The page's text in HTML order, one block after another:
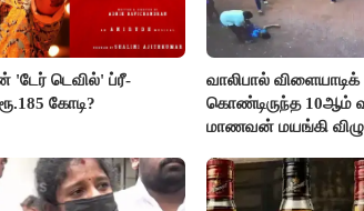
'டேர் டெவில்' ப்ரீ-
கோடி?
வாலிபால் விளையாடிக்
கொண்டிருந்த 10ஆம்
மாணவன் மயங்கி